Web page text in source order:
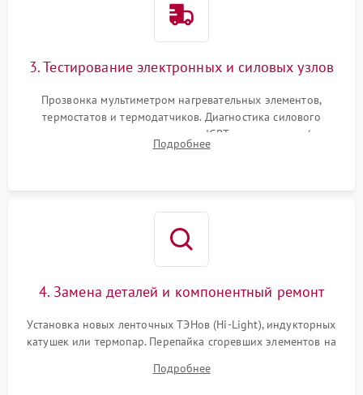
3. Тестирование электронных и силовых узлов
Прозвонка мультиметром нагревательных элементов,
термостатов и термодатчиков. Диагностика силового
модуля, реле, диодных мостов и IGBT-транзисторов (для
индукции). Проверка кранов и газ-контроля (для газовых
Подробнее
4. Замена деталей и компонентный ремонт
Установка новых ленточных ТЭНов (Hi-Light), индукторных
катушек или термопар. Перепайка сгоревших элементов на
дорожек. Очистка контактов и замена поврежденной
Подробнее